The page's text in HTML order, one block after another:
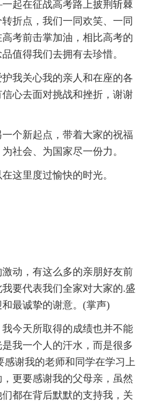
起在征战高考路上披荆斩棘
折点，我们一同欢笑、一同
考前击掌加油，相比高考的
值得我们去拥有去珍惜。
我关心我的亲人和在座的各
心去面对挑战和挫折，谢谢
个新起点，带着大家的祝福
社会、为国家尽一份力。
这里度过愉快的时光。
动，有这么多的亲朋好友前
要代表我们全家对大家的.盛
最诚挚的谢意。(掌声)
今天所取得的成绩也并不能
我一个人的汗水，而是很多
感谢我的老师和同学在学习上
更要感谢我的父母亲，虽然
都在背后默默的支持我，关